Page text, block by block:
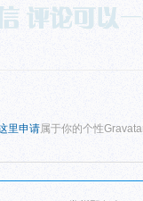
里申请 属于你的个性